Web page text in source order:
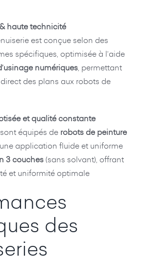
haute technicité
est conçue selon des
spécifiques, optimisée à l’aide
numériques, permettant
des plans aux robots de
et qualité constante
équipés de robots de peinture
application fluide et uniforme
3 couches(sans solvant), offrant
et uniformité optimale
des